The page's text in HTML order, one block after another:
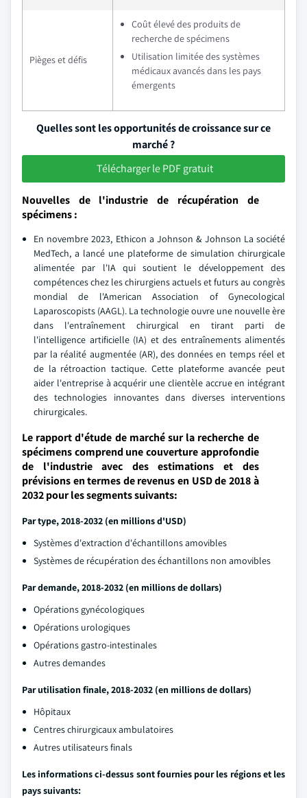
Pièges et défis
Coût élevé des produits de
recherche de spécimens
Utilisation limitée des systèmes
médicaux avancés dans les pays
émergents
Quelles sont les opportunités de croissance sur ce
marché ?
Télécharger le PDF gratuit
Nouvelles de l'industrie de récupération de
spécimens :
En novembre 2023, Ethicon a Johnson & Johnson La société
MedTech, a lancé une plateforme de simulation chirurgicale
alimentée par l'IA qui soutient le développement des
compétences chez les chirurgiens actuels et futurs au congrès
mondial de l'American Association of Gynecological
Laparoscopists (AAGL). La technologie ouvre une nouvelle ère
dans l'entraînement chirurgical en tirant parti de
l'intelligence artificielle (IA) et des entraînements alimentés
par la réalité augmentée (AR), des données en temps réel et
de la rétroaction tactique. Cette plateforme avancée peut
aider l'entreprise à acquérir une clientèle accrue en intégrant
des technologies innovantes dans diverses interventions
chirurgicales.
Le rapport d'étude de marché sur la recherche de
spécimens comprend une couverture approfondie
de l'industrie avec des estimations et des
prévisions en termes de revenus en USD de 2018 à
2032 pour les segments suivants:
Par type, 2018-2032 (en millions d'USD)
Systèmes d'extraction d'échantillons amovibles
Systèmes de récupération des échantillons non amovibles
Par demande, 2018-2032 (en millions de dollars)
Opérations gynécologiques
Opérations urologiques
Opérations gastro-intestinales
Autres demandes
Par utilisation finale, 2018-2032 (en millions de dollars)
Hôpitaux
Centres chirurgicaux ambulatoires
Autres utilisateurs finals
Les informations ci-dessus sont fournies pour les régions et les
pays suivants: